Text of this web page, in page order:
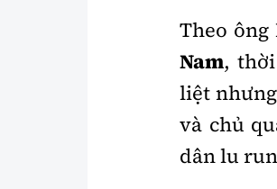
Theo
Nam,
liệt
và chủ
dân lu